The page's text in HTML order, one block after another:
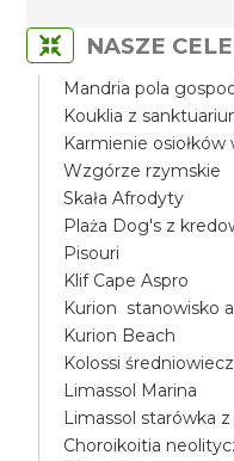
NASZE CELE
Mandria pola
Kouklia z
Karmienie
Wzgórze rzymskie
Skała Afrodyty
Plaża Dog's z
Pisouri
Klif Cape Aspro
Kurion stanowisko
Kurion Beach
Kolossi
Limassol Marina
Limassol starówka
Choroikoitia